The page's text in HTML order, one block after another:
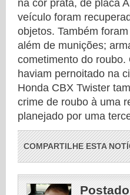
na cor prata, de placa
veículo foram
objetos. Também
além de munições;
cometimento do
haviam pernoitado na
Honda CBX Twister
crime de roubo à uma
planejado por uma
COMPARTILHE ESTA